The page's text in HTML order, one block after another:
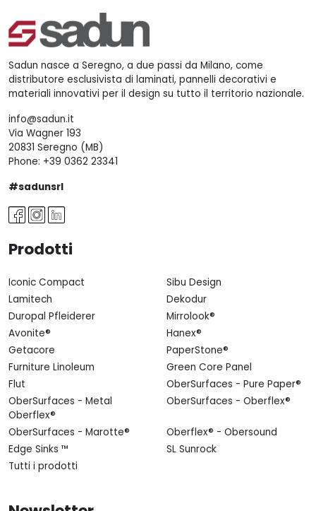
Sadun nasce a Seregno, a due passi da Milano, come
distributore esclusivista di laminati, pannelli decorativi e
materiali innovativi per il design su tutto il territorio nazionale.
info@sadun.it
Via Wagner 193
20831 Seregno (MB)
Phone: +39 0362 23341
#sadunsrl
Prodotti
Iconic Compact
Sibu Design
Lamitech
Dekodur
Duropal Pfleiderer
Mirrolook®
Avonite®
Hanex®
Getacore
PaperStone®
Furniture Linoleum
Green Core Panel
Flut
OberSurfaces - Pure Paper®
OberSurfaces - Metal
Oberflex®
OberSurfaces - Oberflex®
OberSurfaces - Marotte®
Oberflex® - Obersound
Edge Sinks ™
SL Sunrock
Tutti i prodotti